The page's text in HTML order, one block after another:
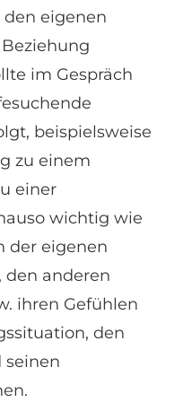
eigenen
im Gespräch
beispielsweise
zu einem
einer
wichtig wie
der eigenen
den anderen
ihren Gefühlen
den
seinen